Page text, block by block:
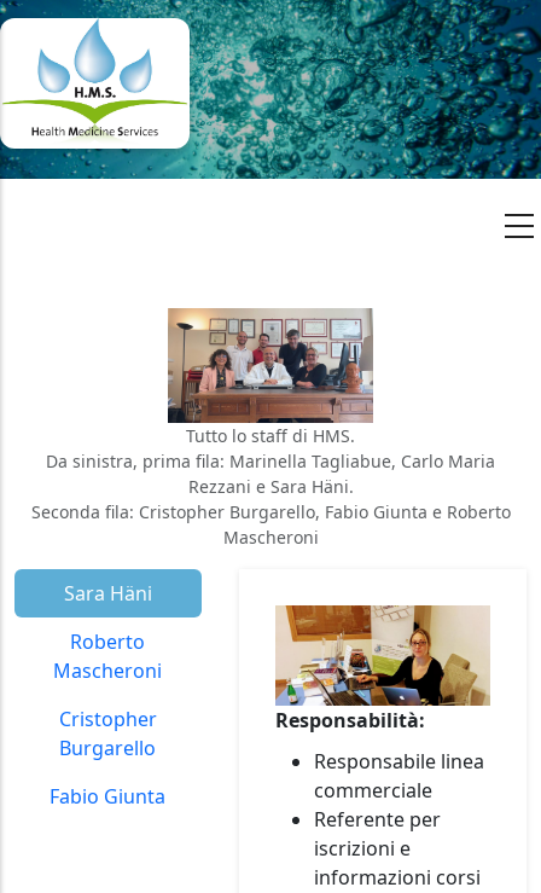
Tutto lo staff di HMS.
Da sinistra, prima fila: Marinella Tagliabue, Carlo Maria
Rezzani e Sara Häni.
Seconda fila: Cristopher Burgarello, Fabio Giunta e Roberto
Mascheroni
Sara Häni
Roberto
Mascheroni
Cristopher
Burgarello
Fabio Giunta
Responsabilità:
Responsabile linea
commerciale
Referente per
iscrizioni e
informazioni corsi